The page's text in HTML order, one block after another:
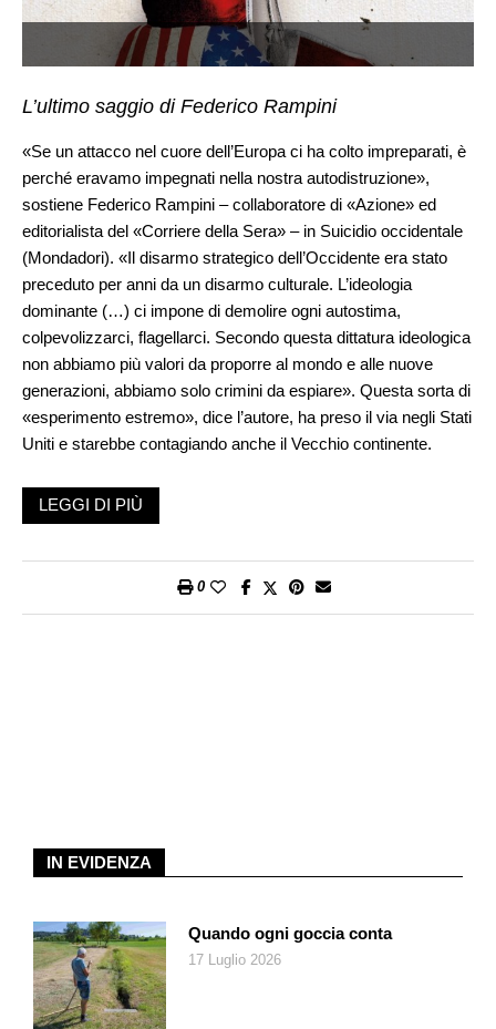
L’ultimo saggio di Federico Rampini
«Se un attacco nel cuore dell’Europa ci ha colto impreparati, è
perché eravamo impegnati nella nostra autodistruzione»,
sostiene Federico Rampini – collaboratore di «Azione» ed
editorialista del «Corriere della Sera» – in Suicidio occidentale
(Mondadori). «Il disarmo strategico dell’Occidente era stato
preceduto per anni da un disarmo culturale. L’ideologia
dominante (…) ci impone di demolire ogni autostima,
colpevolizzarci, flagellarci. Secondo questa dittatura ideologica
non abbiamo più valori da proporre al mondo e alle nuove
generazioni, abbiamo solo crimini da espiare». Questa sorta di
«esperimento estremo», dice l’autore, ha preso il via negli Stati
Uniti e starebbe contagiando anche il Vecchio continente.
Quella di Rampini è una chiave di lettura alternativa alla crisi in
atto, che attribuisce tante delle sue manifestazioni all’avanzata
di parola, denuncia pubblicamente persone accusate di avere
Si scaglia con forza contro gli estremismi. Contro la brutalità
alla democrazia americana sferrato da quella che definisce
«sinistra illiberale». Un attacco «di gran lunga più potente»,
perché l’influenza culturale di questa fazione «è maggiore e si
estende alle istituzioni centrali della società americana»:
LEGGI DI PIÙ
0
IN EVIDENZA
Quando ogni goccia conta
17 Luglio 2026